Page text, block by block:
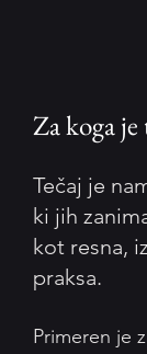
Za koga je
Tečaj je
ki jih
kot resna,
praksa.
Primeren je